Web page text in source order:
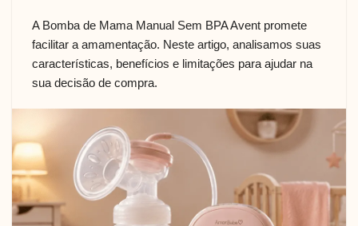
A Bomba de Mama Manual Sem BPA Avent promete
facilitar a amamentação. Neste artigo, analisamos suas
características, benefícios e limitações para ajudar na
sua decisão de compra.